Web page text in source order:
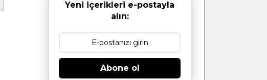
Yeni içerikleri e-postayla
alın:
Abone ol